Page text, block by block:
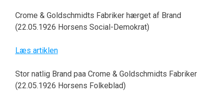
Crome & Goldschmidts Fabriker hærget af Brand
(22.05.1926 Horsens Social-Demokrat)
Læs artiklen
Stor natlig Brand paa Crome & Goldschmidts Fabriker
(22.05.1926 Horsens Folkeblad)